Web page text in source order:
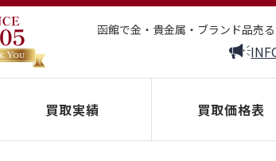
函館で金・貴金属・ブランド品売
買取実績 買取価格表